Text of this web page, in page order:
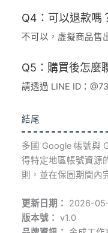
Q4：可以退款嗎
不可以，虛擬商品售
Q5：購買後怎麼
請透過 LINE ID：
結尾
多國 Google 帳號與
得特定地區帳號資源
則，並在保固期間內
更新日期：
2026-
版本號： v1.0